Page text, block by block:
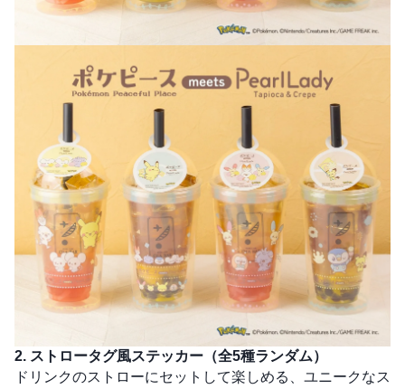
2. ストロータグ風ステッカー（全5種ランダム）
ドリンクのストローにセットして楽しめる、ユニークなス